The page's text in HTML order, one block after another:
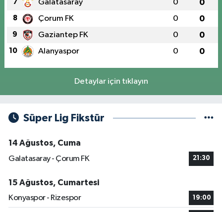
7 Galatasaray 0 0
8 Çorum FK 0 0
9 Gaziantep FK 0 0
10 Alanyaspor 0 0
Detaylar için tıklayın
Süper Lig Fikstür
14 Ağustos, Cuma
Galatasaray - Çorum FK
21:30
15 Ağustos, Cumartesi
Konyaspor - Rizespor
19:00